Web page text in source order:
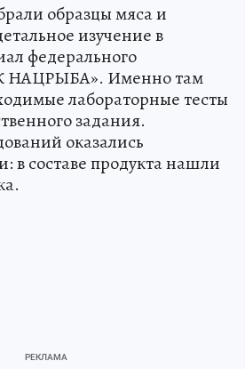
образцы мяса и
изучение в
федерального
НАЦРЫБА». Именно там
лабораторные тесты
задания.
оказались
в составе продукта нашли